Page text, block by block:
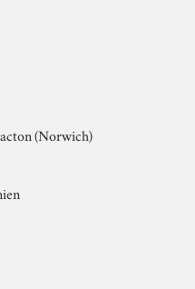
(Norwich)